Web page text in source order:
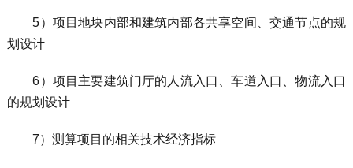
5）项目地块内部和建筑内部各共享空间、交通节点的规
划设计
6）项目主要建筑门厅的人流入口、车道入口、物流入口
的规划设计
7）测算项目的相关技术经济指标